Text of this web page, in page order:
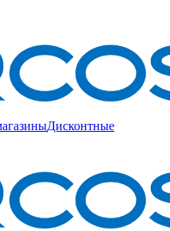
Дисконтные